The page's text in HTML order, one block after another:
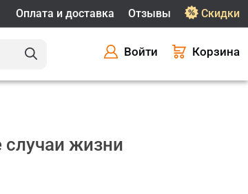
Скидки
Отзывы
Оплата и доставка
Войти Корзина
случаи жизни